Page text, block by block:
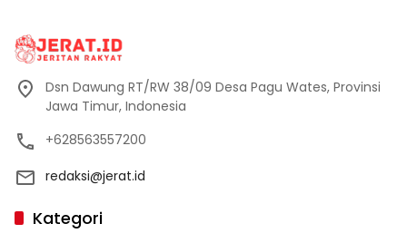
Dsn Dawung RT/RW 38/09 Desa Pagu Wates, Provinsi
Jawa Timur, Indonesia
+628563557200
redaksi@jerat.id
Kategori